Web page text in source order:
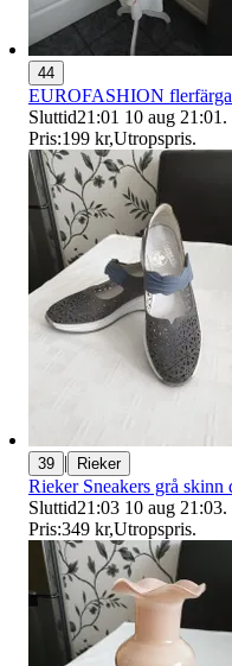
44
EUROFASHION
Sluttid21:01 10 aug 21:01 .
Pris:199 kr,Utropspris.
39 | Rieker
Rieker Sneakers grå skinn
Sluttid21:03 10 aug 21:03.
Pris:349 kr,Utropspris.